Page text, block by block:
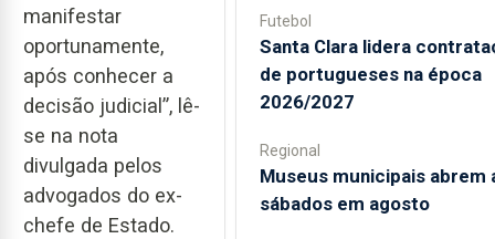
manifestar
oportunamente,
após conhecer a
decisão judicial”, lê-
se na nota
divulgada pelos
advogados do ex-
chefe de Estado.
Futebol
Santa Clara lidera
de portugueses na época
2026/2027
Regional
Museus municipais abrem
sábados em agosto